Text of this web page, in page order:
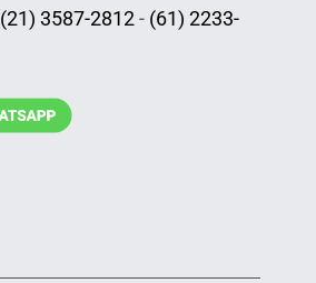
(21) 3587-2812- (61) 2233-